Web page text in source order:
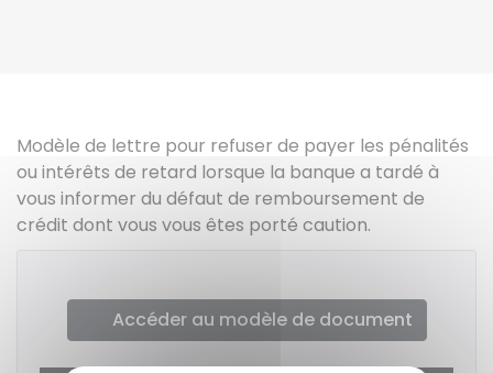
Modèle de lettre pour refuser de payer les pénalités
ou intérêts de retard lorsque la banque a tardé à
vous informer du défaut de remboursement de
crédit dont vous vous êtes porté caution.
Accéder au modèle de document